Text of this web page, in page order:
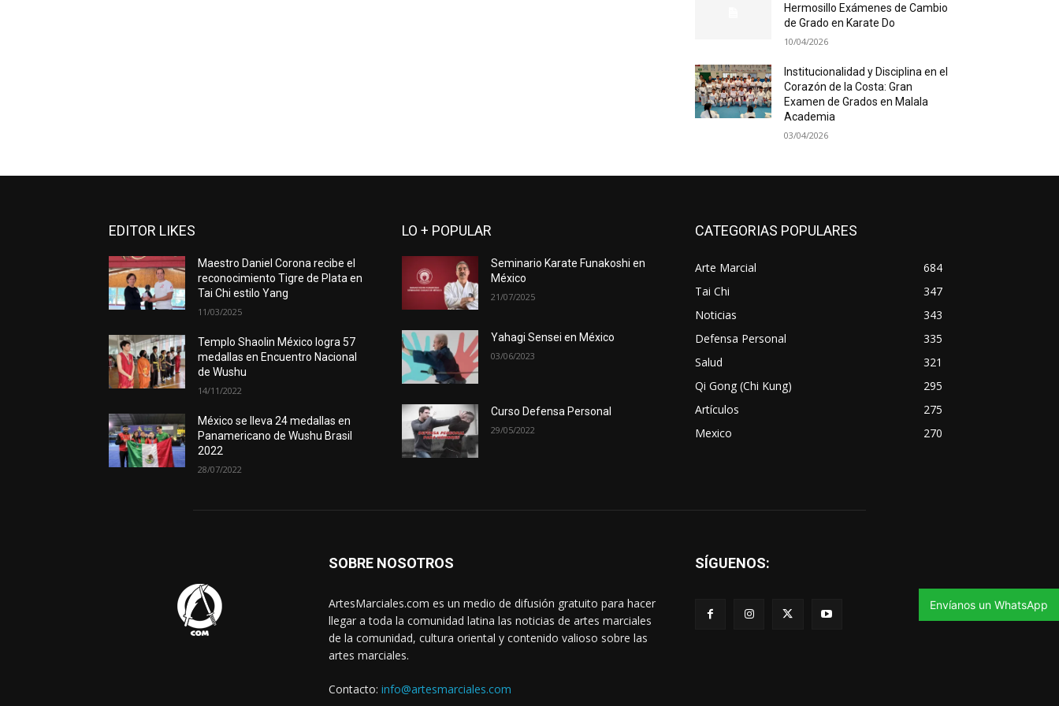
Hermosillo Exámenes de Cambio
de Grado en Karate Do
10/04/2026
Institucionalidad y Disciplina en el
Corazón de la Costa: Gran
Examen de Grados en Malala
Academia
03/04/2026
EDITOR LIKES
Maestro Daniel Corona recibe el
reconocimiento Tigre de Plata en
Tai Chi estilo Yang
11/03/2025
Templo Shaolin México logra 57
medallas en Encuentro Nacional
de Wushu
14/11/2022
México se lleva 24 medallas en
Panamericano de Wushu Brasil
2022
28/07/2022
LO + POPULAR
Seminario Karate Funakoshi en
México
21/07/2025
Yahagi Sensei en México
03/06/2023
Curso Defensa Personal
29/05/2022
CATEGORIAS POPULARES
Arte Marcial
684
Tai Chi
347
Noticias
343
Defensa Personal
335
Salud
321
Qi Gong (Chi Kung)
295
Artículos
275
Mexico
270
SOBRE NOSOTROS
ArtesMarciales.com es un medio de difusión gratuito para hacer
llegar a toda la comunidad latina las noticias de artes marciales
de la comunidad, cultura oriental y contenido valioso sobre las
artes marciales.
Contacto: info@artesmarciales.com
SÍGUENOS:
Envíanos un WhatsApp